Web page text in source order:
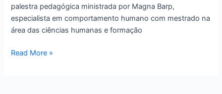
palestra pedagógica ministrada por Magna Barp,
especialista em comportamento humano com mestrado na
área das ciências humanas e formação
de
Fraiburgo
Read More »